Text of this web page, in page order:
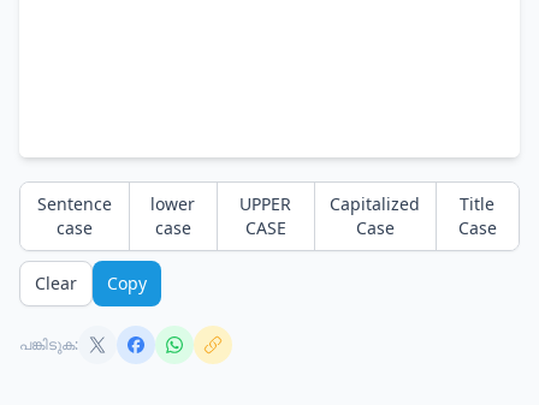
Sentence
case
lower
case
UPPER
CASE
Capitalized
Case
Title
Case
Clear Copy
പങ്കിടുക: